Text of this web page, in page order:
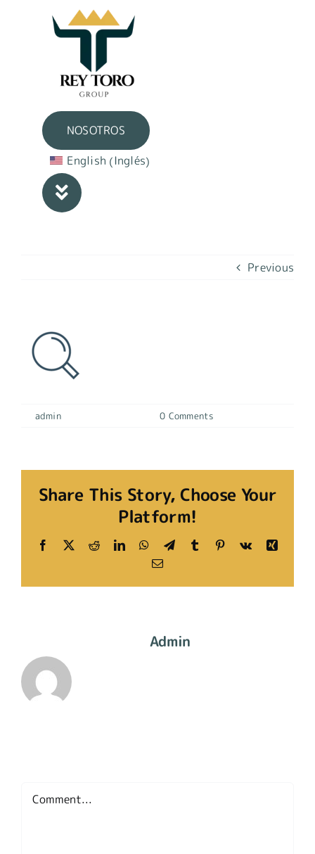
NOSOTROS
English (Inglés)
Previous
admin 0 Comments
Share This Story, Choose Your
Platform!
Facebook
X RedditLinkedInWhatsApp
TelegramTumblr Pinterest
Vk
Xing
Email
Admin